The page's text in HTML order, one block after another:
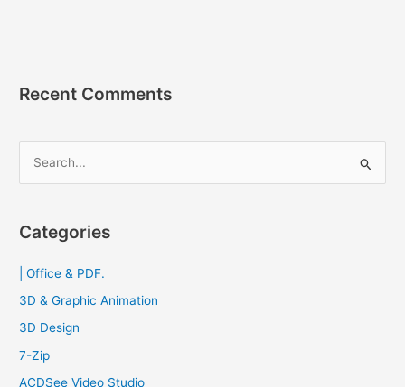
Recent Comments
r
f
o
Categories
| Office & PDF.
3D & Graphic Animation
3D Design
7-Zip
ACDSee Video Studio